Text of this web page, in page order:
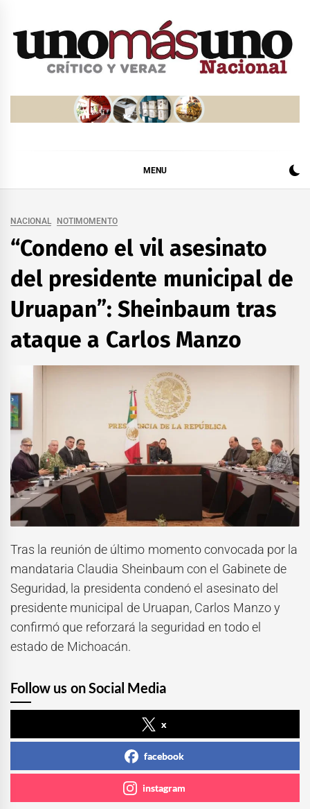
MENU
NACIONAL NOTIMOMENTO
“Condeno el vil asesinato
del presidente municipal de
Uruapan”: Sheinbaum tras
ataque a Carlos Manzo
Tras la reunión de último momento convocada por la
mandataria Claudia Sheinbaum con el Gabinete de
Seguridad, la presidenta condenó el asesinato del
presidente municipal de Uruapan, Carlos Manzo y
confirmó que reforzará la seguridad en todo el
estado de Michoacán.
Follow us on Social Media
x
facebook
instagram